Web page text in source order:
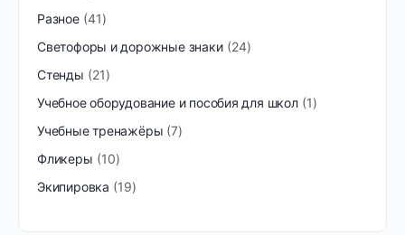
Разное 41
Светофоры и дорожные знаки
24
Стенды
21
Учебное оборудование и пособия для школ 1
Учебные тренажёры 7
Фликеры
10
Экипировка
19